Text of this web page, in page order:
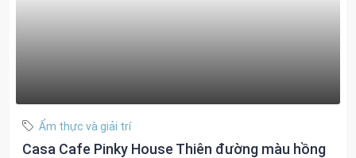
Ẩm thực và giải trí
Casa Cafe Pinky House Thiên đường màu hồng